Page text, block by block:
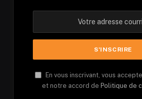
En vous inscrivant, vous
et notre accord de Politique de